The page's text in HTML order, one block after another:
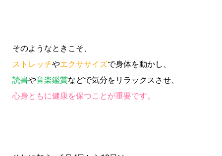
そのようなときこそ、
ストレッチやエクササイズで身体を動かし、
読書や音楽鑑賞などで気分をリラックスさせ、
心身ともに健康を保つことが重要です。